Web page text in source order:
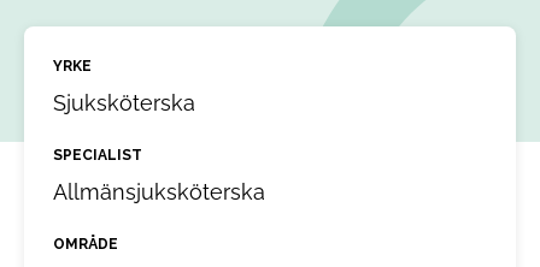
YRKE
Sjuksköterska
SPECIALIST
Allmänsjuksköterska
OMRÅDE